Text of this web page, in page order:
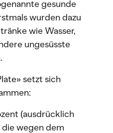
gesunde
wurden dazu
wie Wasser,
ungesüsste
setzt sich
(ausdrücklich
wegen dem